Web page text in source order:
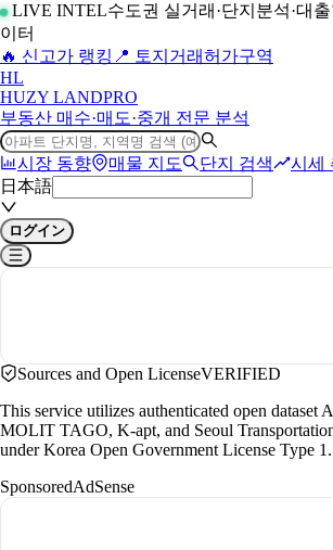
LIVE INTEL수도권 실거래·단지분석·대
이터
🔥 신고가 랭킹 📍 토지거래허가구역
HL
HUZY LANDPRO
부동산 매수·매도·중개 전문 분석
시장 동향 매물 지도 단지 검색 시세
日本語
ログイン
Sources and Open LicenseVERIFIED
This service utilizes authenticated open dataset
MOLIT TAGO, K-apt, and Seoul
under Korea Open Government License Type 1.
SponsoredAdSense